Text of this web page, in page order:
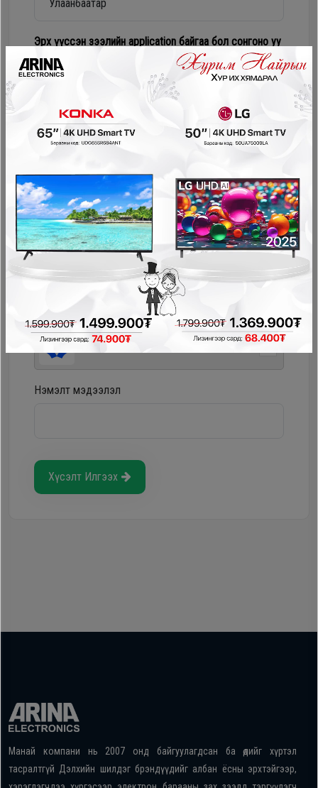
Эрх үүссэн зээлийн application байгаа бол сонгоно уу
Соно сонгодог зээл
PayOn - LeaseOn
NetPay - Шимтгэлгүй ав, хүүгүй төл
Pocket - урьдчилгаагүй, шимтгэлгүй
Нэмэлт мэдээлэл
Хүсэлт Илгээх
Манай компани нь 2007 онд байгуулагдсан ба өдийг хүртэл
тасралтгүй Дэлхийн шилдэг брэндүүдийг албан ёсны эрхтэйгээр,